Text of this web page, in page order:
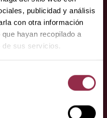
publicidad y análisis
con otra información
hayan recopilado a
de sus servicios.